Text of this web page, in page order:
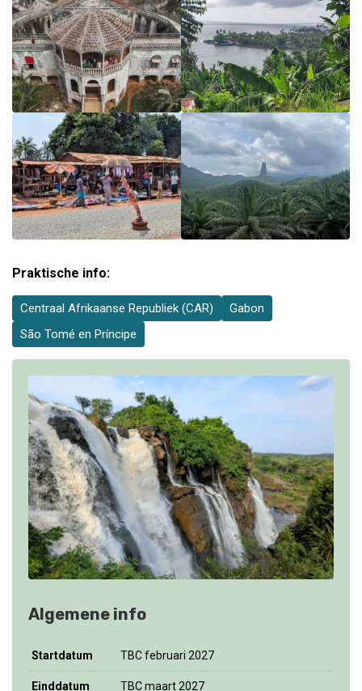
Praktische info:
Centraal Afrikaanse Republiek (CAR)
Gabon
São Tomé en Príncipe
Algemene info
Startdatum TBC februari 2027
Einddatum TBC maart 2027